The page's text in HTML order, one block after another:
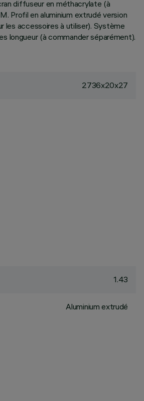
diffuseur en méthacrylate (à
Profil en aluminium extrudé version
les accessoires à utiliser). Système
longueur (à commander séparément).
2736x20x27
1.43
Aluminium extrudé